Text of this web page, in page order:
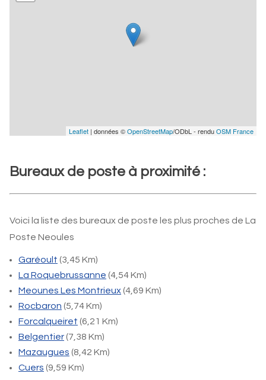
Leaflet | données ©OpenStreetMap/ODbL - renduOSM France
Bureaux de poste à proximité :
Voici la liste des bureaux de poste les plus proches de La
Poste Neoules
Garéoult (3,45 Km)
La Roquebrussanne (4,54 Km)
Meounes Les Montrieux(4,69 Km)
Rocbaron (5,74 Km)
Forcalqueiret (6,21 Km)
Belgentier(7,38 Km)
Mazaugues (8,42 Km)
Cuers (9,59 Km)